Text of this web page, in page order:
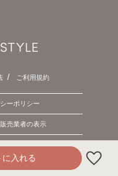
に入れる
ご利用規約
ーポリシー
売業者の表示
Rights Reserved.